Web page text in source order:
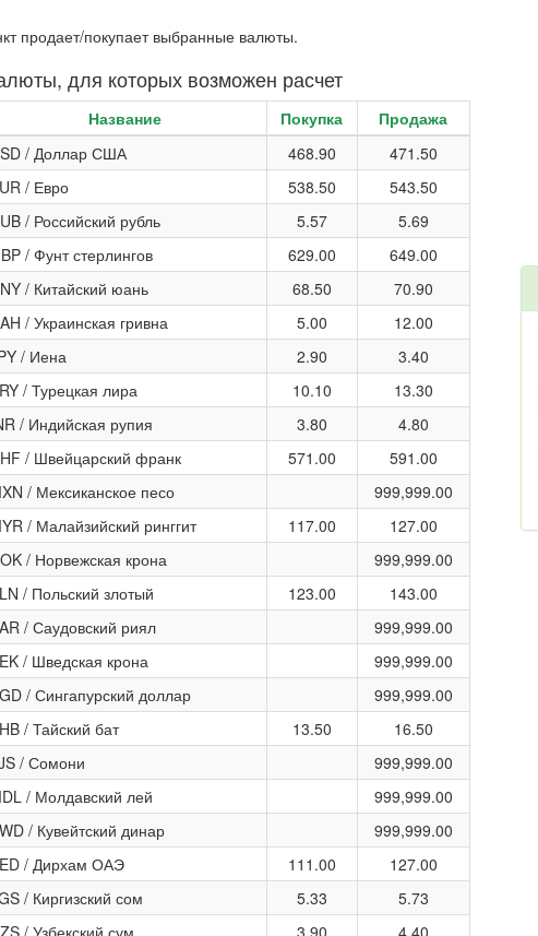
продает/покупает выбранные валюты.
для которых возможен расчет
Название Покупка
Продажа
/ Доллар США
468.90
471.50
/ Евро
538.50
543.50
/ Российский рубль
5.57
5.69
/ Фунт стерлингов
629.00
649.00
/ Китайский юань
68.50
70.90
/ Украинская гривна
5.00
12.00
/ Иена
2.90
3.40
/ Турецкая лира
10.10
13.30
/ Индийская рупия
3.80
4.80
/ Швейцарский франк
571.00
591.00
/ Мексиканское песо
999,999.00
/ Малайзийский ринггит
117.00
127.00
/ Норвежская крона
999,999.00
/ Польский злотый
123.00
143.00
/ Саудовский риял
999,999.00
/ Шведская крона
999,999.00
/ Сингапурский доллар
999,999.00
/ Тайский бат
13.50
16.50
/ Сомони
999,999.00
/ Молдавский лей
999,999.00
/ Кувейтский динар
999,999.00
/ Дирхам ОАЭ
111.00
127.00
/ Киргизский сом
5.33
5.73
/ Узбекский сум
3.90
4.40